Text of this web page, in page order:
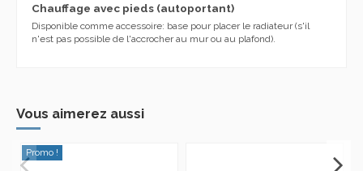
Chauffage avec pieds (autoportant)
Disponible comme accessoire: base pour placer le radiateur (s'il
n'est pas possible de l'accrocher au mur ou au plafond).
Vous aimerez aussi
Promo !